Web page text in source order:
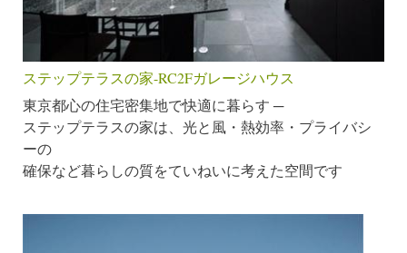
ステップテラスの家-RC2Fガレージハウス
東京都心の住宅密集地で快適に暮らす ─
ステップテラスの家は、光と風・熱効率・プライバシ
ーの
確保など暮らしの質をていねいに考えた空間です